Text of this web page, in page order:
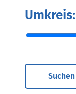
Umkreis:
Suchen